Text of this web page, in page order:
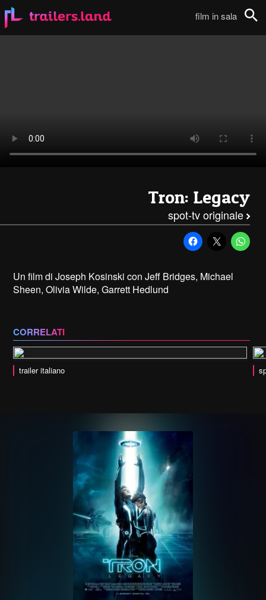
film in sala
Tron: Legacy
spot-tv originale
Un film di Joseph Kosinski con Jeff Bridges, Michael
Sheen, Olivia Wilde, Garrett Hedlund
CORRELATI
trailer italiano